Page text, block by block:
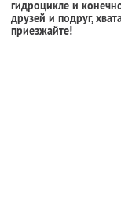
гидроцикле и
друзей и подруг,
приезжайте!